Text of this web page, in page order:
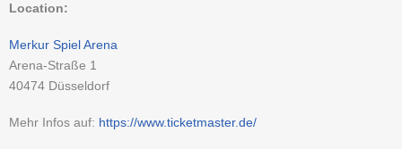
Location:
Merkur Spiel Arena
Arena-Straße 1
40474 Düsseldorf
Mehr Infos auf: https://www.ticketmaster.de/